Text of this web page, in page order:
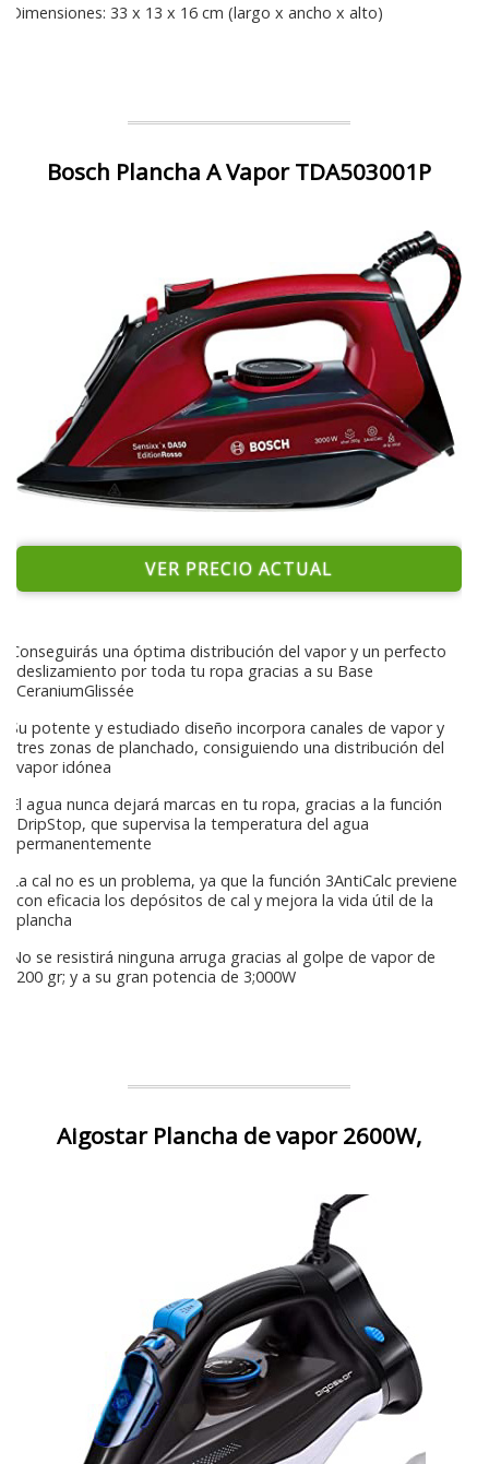
Dimensiones: 33 x 13 x 16 cm (largo x ancho x alto)
Bosch Plancha A Vapor TDA503001P
VER PRECIO ACTUAL
Conseguirás una óptima distribución del vapor y un perfecto
deslizamiento por toda tu ropa gracias a su Base
CeraniumGlissée
Su potente y estudiado diseño incorpora canales de vapor y
tres zonas de planchado, consiguiendo una distribución del
vapor idónea
El agua nunca dejará marcas en tu ropa, gracias a la función
DripStop, que supervisa la temperatura del agua
permanentemente
La cal no es un problema, ya que la función 3AntiCalc previene
con eficacia los depósitos de cal y mejora la vida útil de la
plancha
No se resistirá ninguna arruga gracias al golpe de vapor de
200 gr; y a su gran potencia de 3;000W
Aigostar Plancha de vapor 2600W,